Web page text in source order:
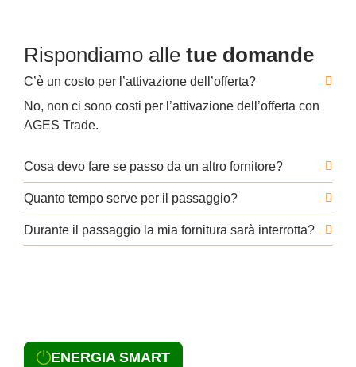
Rispondiamo alle tue domande
C’è un costo per l’attivazione dell’offerta?
No, non ci sono costi per l’attivazione dell’offerta con
AGES Trade.
Cosa devo fare se passo da un altro fornitore?
Quanto tempo serve per il passaggio?
Durante il passaggio la mia fornitura sarà interrotta?
ENERGIA SMART